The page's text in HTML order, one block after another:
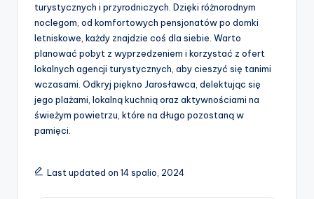
turystycznych i przyrodniczych. Dzięki różnorodnym
noclegom, od komfortowych pensjonatów po domki
letniskowe, każdy znajdzie coś dla siebie. Warto
planować pobyt z wyprzedzeniem i korzystać z ofert
lokalnych agencji turystycznych, aby cieszyć się tanimi
wczasami. Odkryj piękno Jarosławca, delektując się
jego plażami, lokalną kuchnią oraz aktywnościami na
świeżym powietrzu, które na długo pozostaną w
pamięci.
Last updated on 14 spalio, 2024